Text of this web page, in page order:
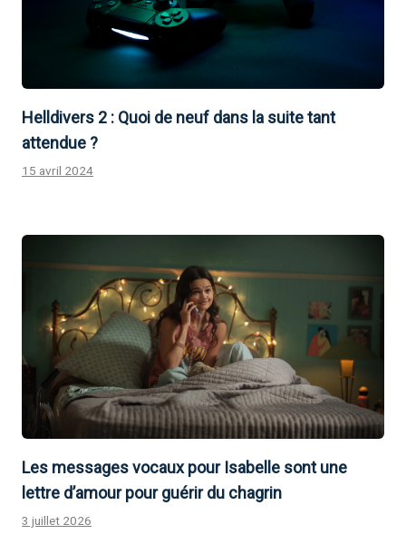
Helldivers 2 : Quoi de neuf dans la suite tant
attendue ?
15 avril 2024
Les messages vocaux pour Isabelle sont une
lettre d’amour pour guérir du chagrin
3 juillet 2026